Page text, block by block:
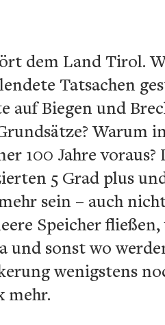
dem Land Tirol.
Tatsachen
auf Biegen und
Warum
100 Jahre
5 Grad plus
sein – auch
Speicher
und sonst wo
wenigstens
mehr.